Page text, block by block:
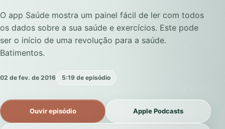
O app Saúde mostra um painel fácil de ler com todos
os dados sobre a sua saúde e exercícios. Este pode
ser o início de uma revolução para a saúde.
Batimentos.
02 de fev. de 2016 5:19 de episódio
Ouvir episódio Apple Podcasts